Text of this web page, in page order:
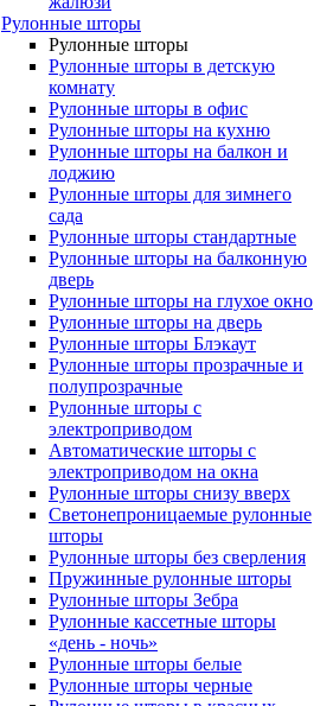
Рулонные шторы
Рулонные шторы
Рулонные шторы в детскую
комнату
Рулонные шторы в офис
Рулонные шторы на кухню
Рулонные шторы на балкон и
лоджию
Рулонные шторы для зимнего
сада
Рулонные шторы стандартные
Рулонные шторы на балконную
дверь
Рулонные шторы на глухое окно
Рулонные шторы на дверь
Рулонные шторы Блэкаут
Рулонные шторы прозрачные и
полупрозрачные
Рулонные шторы с
электроприводом
Автоматические шторы с
электроприводом на окна
Рулонные шторы снизу вверх
Светонепроницаемые рулонные
шторы
Рулонные шторы без сверления
Пружинные рулонные шторы
Рулонные шторы Зебра
Рулонные кассетные шторы
«день - ночь»
Рулонные шторы белые
Рулонные шторы черные